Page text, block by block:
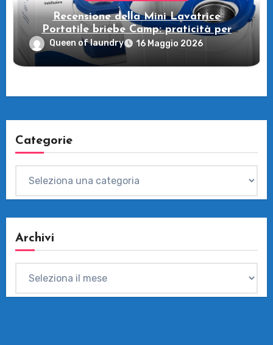
Recensione della Mini Lavatrice
Portatile briebe Camp: praticità per
viaggi e campeggio!
Queen of laundry 16 Maggio 2026
Categorie
Archivi